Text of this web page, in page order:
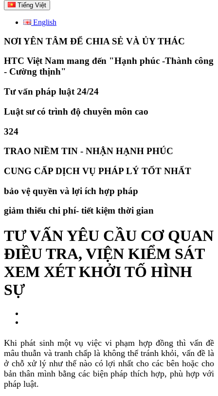
Tiếng Việt
English
NƠI YÊN TÂM ĐỂ CHIA SẺ VÀ ỦY THÁC
HTC Việt Nam mang đến "Hạnh phúc -Thành công
- Cường thịnh"
Tư vấn pháp luật 24/24
Luật sư có trình độ chuyên môn cao
324
TRAO NIỀM TIN - NHẬN HẠNH PHÚC
CUNG CẤP DỊCH VỤ PHÁP LÝ TỐT NHẤT
bảo vệ quyền và lợi ích hợp pháp
giảm thiếu chi phí- tiết kiệm thời gian
TƯ VẤN YÊU CẦU CƠ QUAN
ĐIỀU TRA, VIỆN KIỂM SÁT
XEM XÉT KHỞI TỐ HÌNH
SỰ
Khi phát sinh một vụ việc vi phạm hợp đồng thì vấn đề
mâu thuẫn và tranh chấp là không thể tránh khỏi, vấn đề là
ở chỗ xử lý như thế nào có lợi nhất cho các bên hoặc cho
bản thân mình bằng các biện pháp thích hợp, phù hợp với
pháp luật.